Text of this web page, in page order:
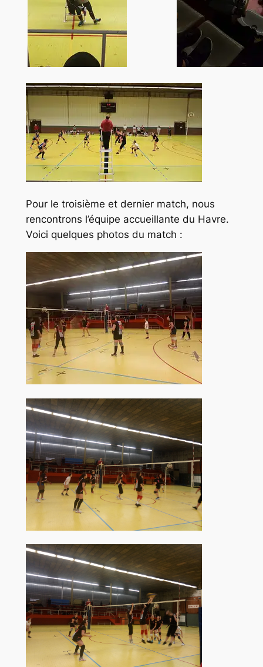
Pour le troisième et dernier match, nous
rencontrons l’équipe accueillante du Havre.
Voici quelques photos du match :